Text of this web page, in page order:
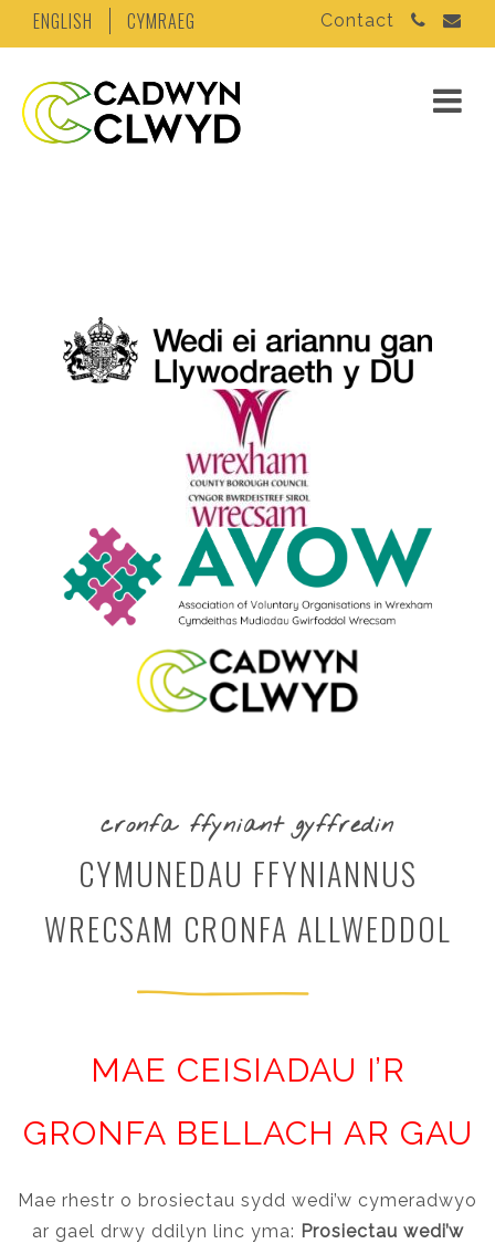
ENGLISH CYMRAEG Contact
cronfa ffyniant gyffredin
CYMUNEDAU FFYNIANNUS
WRECSAM CRONFA ALLWEDDOL
MAE CEISIADAU I’R
GRONFA BELLACH AR GAU
Mae rhestr o brosiectau sydd wedi’w cymeradwyo
ar gael drwy ddilyn linc yma: Prosiectau wedi’w